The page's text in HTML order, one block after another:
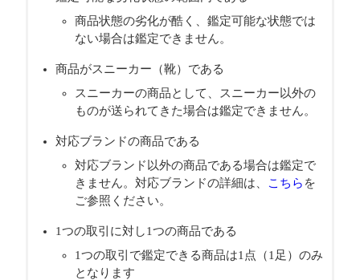
商品状態の劣化が酷く、鑑定可能な状態では
ない場合は鑑定できません。
商品がスニーカー（靴）である
スニーカーの商品として、スニーカー以外の
ものが送られてきた場合は鑑定できません。
対応ブランドの商品である
対応ブランド以外の商品である場合は鑑定で
きません。対応ブランドの詳細は、
こちら を
ご参照ください。
1つの取引に対し1つの商品である
1つの取引で鑑定できる商品は1点（1足）のみ
となります